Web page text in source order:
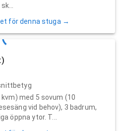
för denna stuga →
med 5 sovum (10
vid behov), 3 badrum,
öppna ytor. T...